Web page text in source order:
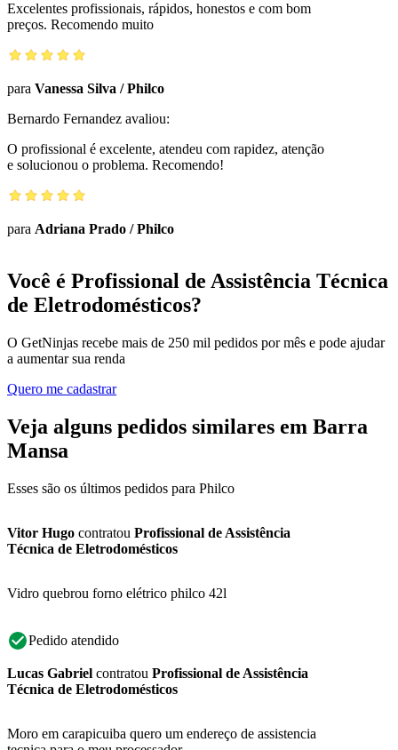
Excelentes profissionais, rápidos, honestos e com bom
preços. Recomendo muito
para Vanessa Silva /Philco
Bernardo Fernandez avaliou:
O profissional é excelente, atendeu com rapidez, atenção
e solucionou o problema. Recomendo!
para Adriana Prado /Philco
Você é Profissional de Assistência Técnica
de Eletrodomésticos?
O GetNinjas recebe mais de 250 mil pedidos por mês e pode ajudar
a aumentar sua renda
Quero me cadastrar
Veja alguns pedidos similares em Barra
Mansa
Esses são os últimos pedidos para Philco
Vitor Hugo contratou Profissional de Assistência
Técnica de Eletrodomésticos
Vidro quebrou forno elétrico philco 42l
Pedido atendido
Lucas Gabriel contratou Profissional de Assistência
Técnica de Eletrodomésticos
Moro em carapicuiba quero um endereço de assistencia